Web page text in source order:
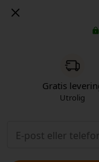
Gratis
Utrolig